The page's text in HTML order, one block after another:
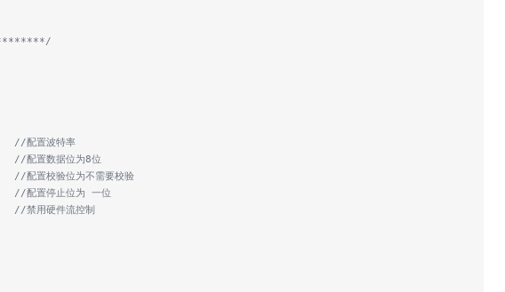
//配置波特率
//配置数据位为8位
//配置校验位为不需要校验
//配置停止位为 一位
//禁用硬件流控制